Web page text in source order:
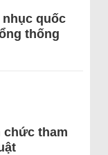
quốc
thống
chức tham